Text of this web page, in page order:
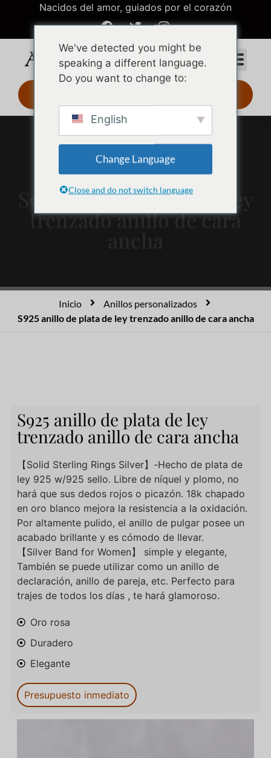
Nacidos del amor, guiados por el corazón
S925 anillo de plata de ley
trenzado anillo de cara
Inicio
Anillos personalizados
S925 anillo de plata de ley trenzado anillo de cara ancha
S925 anillo de plata de ley
trenzado anillo de cara ancha
【Solid Sterling Rings Silver】-Hecho de plata de
ley 925 w/925 sello. Libre de níquel y plomo, no
hará que sus dedos rojos o picazón. 18k chapado
en oro blanco mejora la resistencia a la oxidación.
Por altamente pulido, el anillo de pulgar posee un
acabado brillante y es cómodo de llevar.
【Silver Band for Women】 simple y elegante,
También se puede utilizar como un anillo de
declaración, anillo de pareja, etc. Perfecto para
trajes de todos los días , te hará glamoroso.
Oro rosa
Duradero
Elegante
Presupuesto inmediato
We've detected you might be
speaking a different language.
Do you want to change to:
English
Change Language
Close and do not switch language